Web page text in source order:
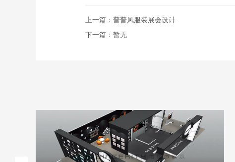
上一篇： 普普风服装展会设计
下一篇： 暂无